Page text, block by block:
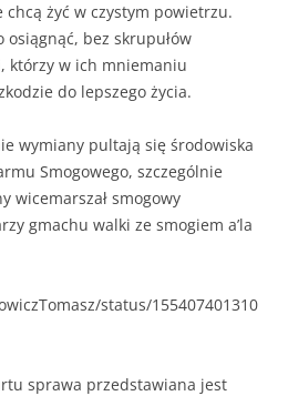
chcą żyć w czystym powietrzu.
bez skrupułów
którzy w ich mniemaniu
do lepszego życia.
wymiany pultają się środowiska
Smogowego, szczególnie
wicemarszał smogowy
gmachu walki ze smogiem a’la
status/155407401310
sprawa przedstawiana jest